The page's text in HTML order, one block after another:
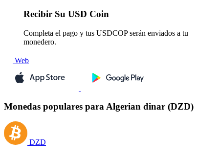
Recibir Su USD Coin
Completa el pago y tus USDCOP serán enviados a tu
monedero.
Web
Monedas populares para Algerian dinar (DZD)
DZD